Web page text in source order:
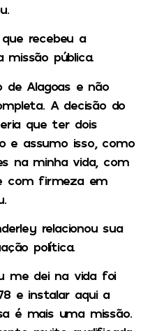
recebeu a
missão pública.
de Alagoas e não
A decisão do
que ter dois
e assumo isso, como
na minha vida, com
com firmeza em
relacionou sua
política.
me dei na vida foi
e instalar aqui a
é mais uma missão.